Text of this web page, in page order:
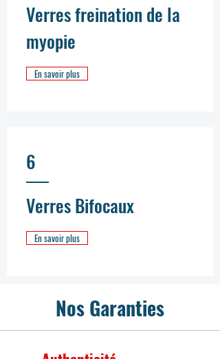
Verres freination de la
myopie
En savoir plus
6
Verres Bifocaux
En savoir plus
Nos Garanties